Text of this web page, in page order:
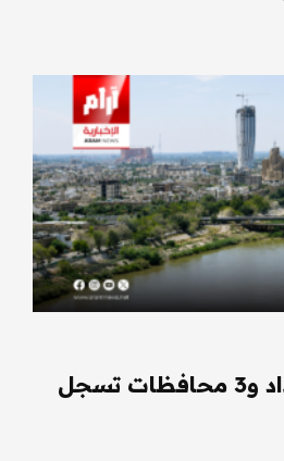
الأنواء الجوية: بغداد و3 محافظات تسجل